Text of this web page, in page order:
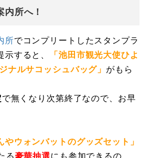
内所へ！
所でコンプリートしたスタンプラ
示すると、
「池田市観光大使ひよ
ナルサコッシュバッグ」 がもら
で無くなり次第終了なので、お早
やウォンバットのグッズセット」